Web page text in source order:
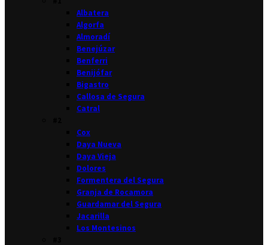
Albatera
Algorfa
Almoradí
Benejúzar
Benferri
Benijófar
Bigastro
Callosa de Segura
Catral
Cox
Daya Nueva
Daya Vieja
Dolores
Formentera del Segura
Granja de Rocamora
Guardamar del Segura
Jacarilla
Los Montesinos